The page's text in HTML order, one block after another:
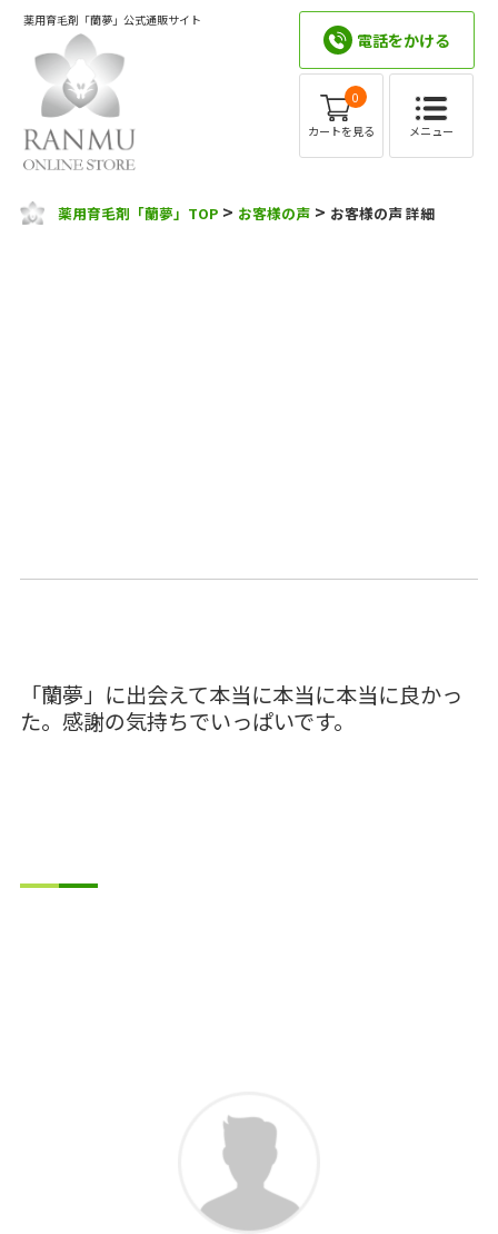
薬用育毛剤「蘭夢」公式通販サイト
電話をかける
0
カートを見る メニュー
薬用育毛剤「蘭夢」TOP > お客様の声 > お客様の声 詳細
「蘭夢」に出会えて本当に本当に本当に良かっ
た。感謝の気持ちでいっぱいです。